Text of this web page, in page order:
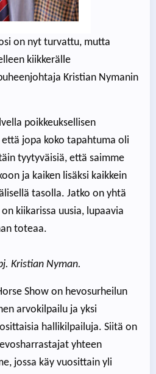
on nyt turvattu, mutta
kiikkerälle
Kristian Nymanin
poikkeuksellisen
jopa koko tapahtuma oli
tyytyväisiä, että saimme
ja kaiken lisäksi kaikkein
tasolla. Jatko on yhtä
kiikarissa uusia, lupaavia
toteaa.
Kristian Nyman.
Show on hevosurheilun
arvokilpailu ja yksi
hallikilpailuja. Siitä on
yhteen
jossa käy vuosittain yli